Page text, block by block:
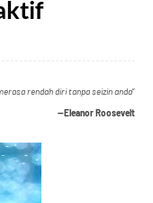
rendah diri tanpa seizin anda”
--Eleanor Roosevelt